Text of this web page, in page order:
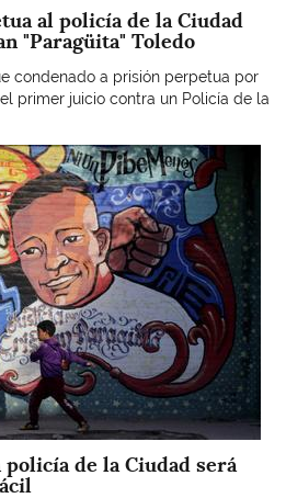
al policía de la Ciudad
"Paragüita" Toledo
condenado a prisión perpetua por
primer juicio contra un Policía de la
de la Ciudad será